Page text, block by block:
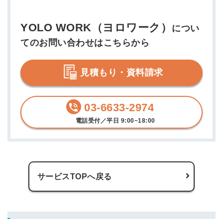
YOLO WORK（ヨロワーク）
につい
てのお問い合わせはこちらから
見積もり・資料請求
03-6633-2974
電話受付／平日 9:00~18:00
サービスTOPへ戻る